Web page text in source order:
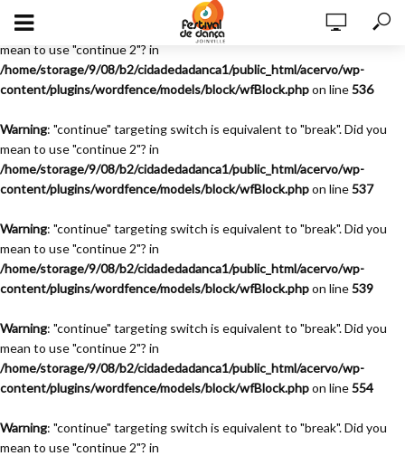
Warning
: "continue" targeting switch is equivalent to "break". Did you
mean to use "continue 2"? in
/home/storage/9/08/b2/cidadedadanca1/public_html/acervo/wp-
content/plugins/wordfence/models/block/wfBlock.phpon line536
Warning: "continue" targeting switch is equivalent to "break". Did you
mean to use "continue 2"? in
/home/storage/9/08/b2/cidadedadanca1/public_html/acervo/wp-
content/plugins/wordfence/models/block/wfBlock.phpon line537
Warning: "continue" targeting switch is equivalent to "break". Did you
mean to use "continue 2"? in
/home/storage/9/08/b2/cidadedadanca1/public_html/acervo/wp-
content/plugins/wordfence/models/block/wfBlock.phpon line539
Warning: "continue" targeting switch is equivalent to "break". Did you
mean to use "continue 2"? in
/home/storage/9/08/b2/cidadedadanca1/public_html/acervo/wp-
content/plugins/wordfence/models/block/wfBlock.phpon line554
Warning: "continue" targeting switch is equivalent to "break". Did you
mean to use "continue 2"? in